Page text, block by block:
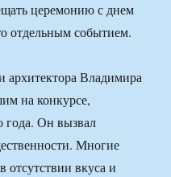
церемонию с днем
отдельным событием.
архитектора Владимира
на конкурсе,
года. Он вызвал
Многие
отсутствии вкуса и